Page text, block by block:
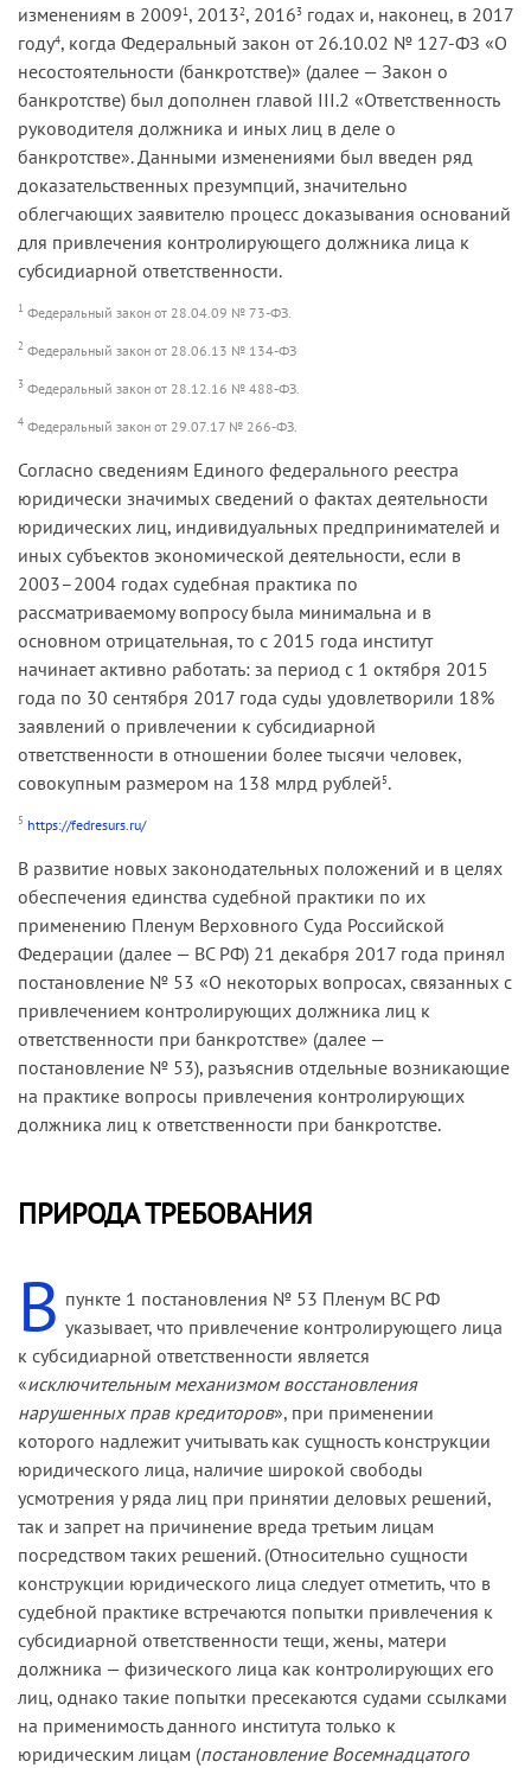
изменениям в 20091 , 20132, 20163 годах и, наконец, в 2017
году4, когда Федеральный закон от 26.10.02 № 127-ФЗ «О
несостоятельности (банкротстве)» (далее — Закон о
банкротстве) был дополнен главой III.2 «Ответственность
руководителя должника и иных лиц в деле о
банкротстве». Данными изменениями был введен ряд
доказательственных презумпций, значительно
облегчающих заявителю процесс доказывания оснований
для привлечения контролирующего должника лица к
субсидиарной ответственности.
1 Федеральный закон от 28.04.09 № 73-ФЗ.
2 Федеральный закон от 28.06.13 № 134-ФЗ
3 Федеральный закон от 28.12.16 № 488-ФЗ.
4 Федеральный закон от 29.07.17 № 266-ФЗ.
Согласно сведениям Единого федерального реестра
юридически значимых сведений о фактах деятельности
юридических лиц, индивидуальных предпринимателей и
иных субъектов экономической деятельности, если в
2003–2004 годах судебная практика по
рассматриваемому вопросу была минимальна и в
основном отрицательная, то с 2015 года институт
начинает активно работать: за период с 1 октября 2015
года по 30 сентября 2017 года суды удовлетворили 18%
заявлений о привлечении к субсидиарной
ответственности в отношении более тысячи человек,
совокупным размером на 138 млрд рублей5.
5 https://fedresurs.ru/
В развитие новых законодательных положений и в целях
обеспечения единства судебной практики по их
применению Пленум Верховного Суда Российской
Федерации (далее — ВС РФ) 21 декабря 2017 года принял
постановление № 53 «О некоторых вопросах, связанных с
привлечением контролирующих должника лиц к
ответственности при банкротстве» (далее —
постановление № 53), разъяснив отдельные возникающие
на практике вопросы привлечения контролирующих
должника лиц к ответственности при банкротстве.
ПРИРОДА ТРЕБОВАНИЯ
В пункте 1 постановления № 53 Пленум ВС РФ
указывает, что привлечение контролирующего лица
к субсидиарной ответственности является
«исключительным механизмом восстановления
нарушенных прав кредиторов», при применении
которого надлежит учитывать как сущность конструкции
юридического лица, наличие широкой свободы
усмотрения у ряда лиц при принятии деловых решений,
так и запрет на причинение вреда третьим лицам
посредством таких решений. (Относительно сущности
конструкции юридического лица следует отметить, что в
судебной практике встречаются попытки привлечения к
субсидиарной ответственности тещи, жены, матери
должника — физического лица как контролирующих его
лиц, однако такие попытки пресекаются судами ссылками
на применимость данного института только к
юридическим лицам (постановление Восемнадцатого